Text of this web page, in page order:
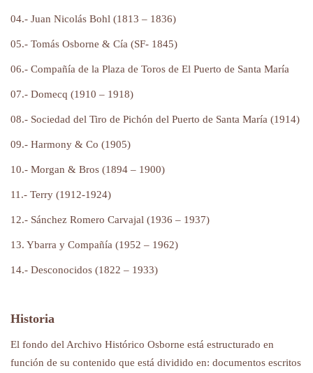
04.- Juan Nicolás Bohl (1813 – 1836)
05.- Tomás Osborne & Cía (SF- 1845)
06.- Compañía de la Plaza de Toros de El Puerto de Santa María
07.- Domecq (1910 – 1918)
08.- Sociedad del Tiro de Pichón del Puerto de Santa María (1914)
09.- Harmony & Co (1905)
10.- Morgan & Bros (1894 – 1900)
11.- Terry (1912-1924)
12.- Sánchez Romero Carvajal (1936 – 1937)
13. Ybarra y Compañía (1952 – 1962)
14.- Desconocidos (1822 – 1933)
Historia
El fondo del Archivo Histórico Osborne está estructurado en
función de su contenido que está dividido en: documentos escritos